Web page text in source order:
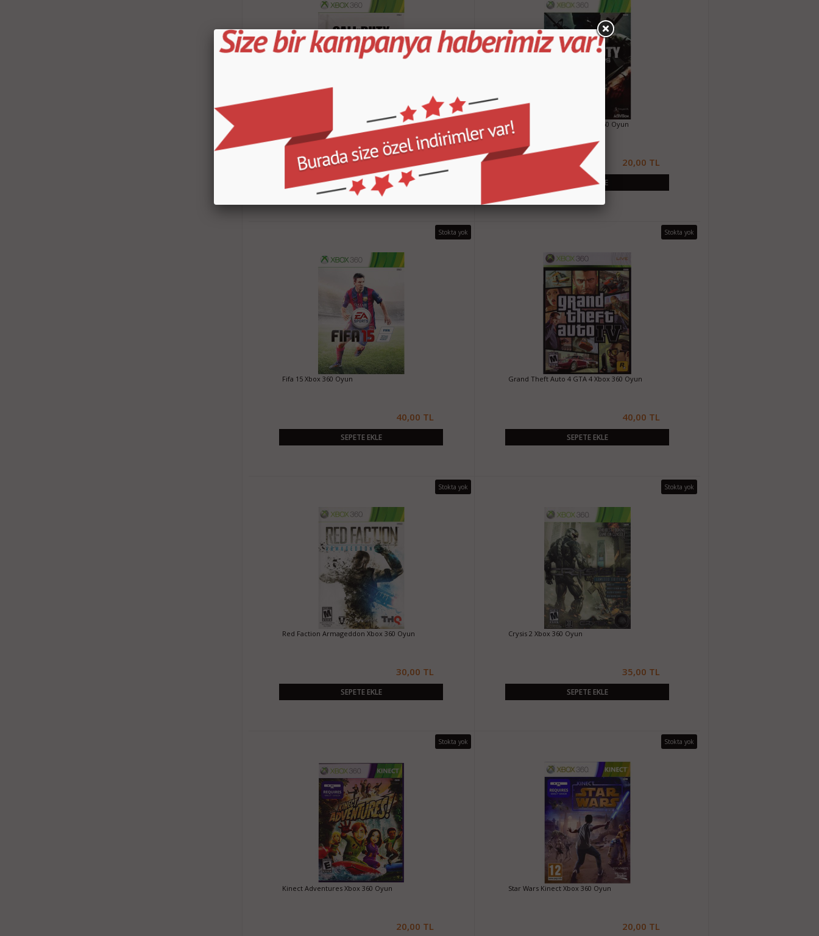
Call of Duty Advanced Warfare Xbox 360 Oyun
40,00 TL
SEPETE EKLE
Call of Duty Black Ops Xbox 360 Oyun
20,00 TL
SEPETE EKLE
Stokta yok
Fifa 15 Xbox 360 Oyun
40,00 TL
SEPETE EKLE
Stokta yok
Grand Theft Auto 4 GTA 4 Xbox 360 Oyun
40,00 TL
SEPETE EKLE
Stokta yok
Red Faction Armageddon Xbox 360 Oyun
30,00 TL
SEPETE EKLE
Stokta yok
Crysis 2 Xbox 360 Oyun
35,00 TL
SEPETE EKLE
Stokta yok
Kinect Adventures Xbox 360 Oyun
20,00 TL
Stokta yok
Star Wars Kinect Xbox 360 Oyun
20,00 TL